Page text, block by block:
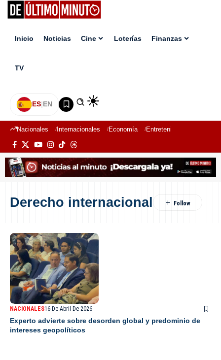
Inicio Noticias Cine Loterías Finanzas
TV
ES|EN
Nacionales Internacionales Economía Entretenimiento
Derecho internacional
NACIONALES16 De Abril De 2026
Experto advierte sobre desorden global y predominio de
intereses geopolíticos